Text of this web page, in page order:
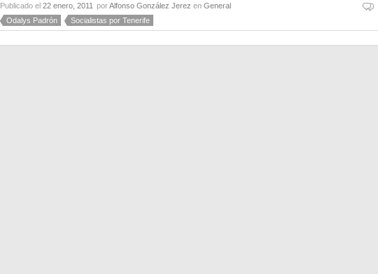
Publicado el 22 enero, 2011 porAlfonso González Jerez en General
Odalys Padrón
Socialistas por Tenerife